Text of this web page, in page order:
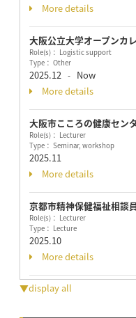
More details
大阪公立大学オープンカ
Role(s)： Logistic support
Type： Other
2025.12 -
Now
More details
大阪市こころの健康セン
Role(s)： Lecturer
Type： Seminar, workshop
2025.11
More details
京都市精神保健福祉相談
Role(s)： Lecturer
Type： Lecture
2025.10
More details
▼display all